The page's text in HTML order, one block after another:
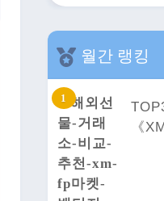
월간 랭킹
《